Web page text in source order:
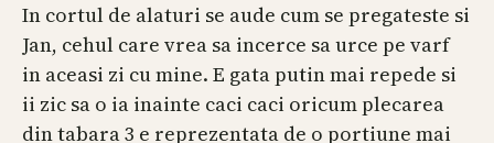
In cortul de alaturi se aude cum se pregateste si
Jan, cehul care vrea sa incerce sa urce pe varf
in aceasi zi cu mine. E gata putin mai repede si
ii zic sa o ia inainte caci caci oricum plecarea
din tabara 3 e reprezentata de o portiune mai